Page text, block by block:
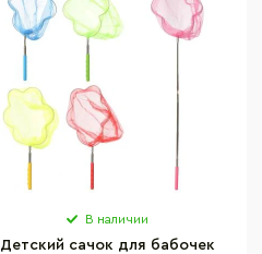
В наличии
Детский сачок для бабочек